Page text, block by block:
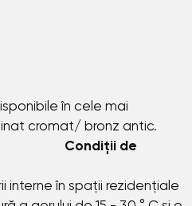
în cele mai
cromat/ bronz antic.
Condiții de
interne în spații rezidențiale